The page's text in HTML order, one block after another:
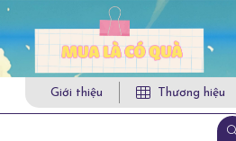
Giới thiệu Thương hiệu